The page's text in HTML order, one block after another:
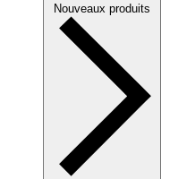
Nouveaux produits